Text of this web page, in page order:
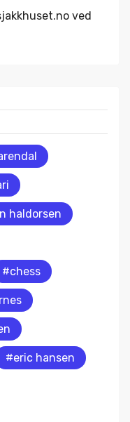
ved
haldorsen
#chess
#eric hansen